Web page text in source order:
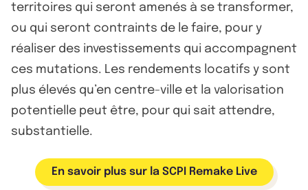
territoires qui seront amenés à se transformer,
ou qui seront contraints de le faire, pour y
réaliser des investissements qui accompagnent
ces mutations. Les rendements locatifs y sont
plus élevés qu’en centre-ville et la valorisation
potentielle peut être, pour qui sait attendre,
substantielle.
En savoir plus sur la SCPI Remake Live